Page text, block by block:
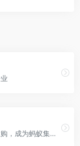
亚马逊推荐的收款平台之一，后被蚂蚁金服收购，成为蚂蚁集团旗下子品牌